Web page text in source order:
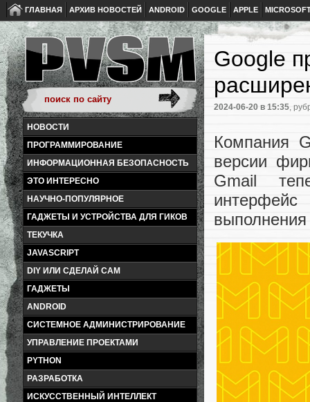
ГЛАВНАЯ АРХИВ НОВОСТЕЙ ANDROID GOOGLE APPLE
НОВОСТИ
ПРОГРАММИРОВАНИЕ
ИНФОРМАЦИОННАЯ БЕЗОПАСНОСТЬ
ЭТО ИНТЕРЕСНО
НАУЧНО-ПОПУЛЯРНОЕ
ГАДЖЕТЫ И УСТРОЙСТВА ДЛЯ ГИКОВ
ТЕКУЧКА
JAVASCRIPT
DIY ИЛИ СДЕЛАЙ САМ
ГАДЖЕТЫ
ANDROID
СИСТЕМНОЕ АДМИНИСТРИРОВАНИЕ
УПРАВЛЕНИЕ ПРОЕКТАМИ
PYTHON
РАЗРАБОТКА
ИСКУССТВЕННЫЙ ИНТЕЛЛЕКТ
Google
2024-06-20 в 15:35,
Компания
версии
Gmail